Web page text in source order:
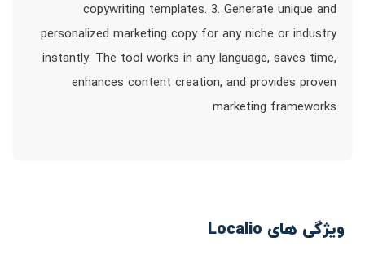
copywriting templates. 3. Generate unique and
personalized marketing copy for any niche or industry
instantly. The tool works in any language, saves time,
enhances content creation, and provides proven
marketing frameworks
ویژگی های Localio